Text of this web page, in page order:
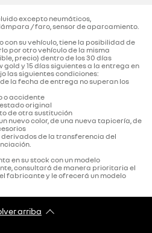
excepto neumáticos,
/ faro, sensor de aparcamiento.‌
con su vehículo, tiene la posibilidad de
por otro vehículo de la misma
precio) dentro de los 30 días
y 15 días siguientes a la entrega en
las siguientes condiciones:
la fecha de entrega no superan los
o accidente
original
de otra sustitución
nuevo color, de una nueva tapicería, de
derivados de la transferencia del
en su stock con un modelo
consultará de manera prioritaria el
fabricante y le ofrecerá un modelo
arriba